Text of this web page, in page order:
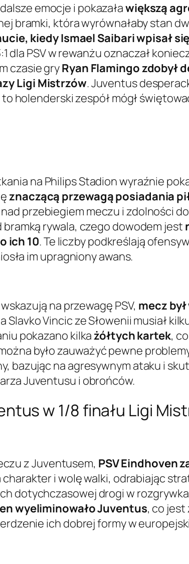
emocje i pokazaławiększą
bramki, która wyrównałaby stan
kiedy Ismael Saibari wpisał
dla PSV w rewanżu oznaczał
czasie gryRyan Flamingo zdobył
Ligi Mistrzów. Juventus
holenderski zespół mógł
na Philips Stadion wyraźnie
znaczącą przewagą posiadania
przebiegiem meczu i zdolności
rywala, czego dowodem jest
ich 10. Te liczby podkreślają
im upragniony awans.
na przewagę PSV, mecz
Slavko Vincic ze Słowenii musiał
pokazano kilkażółtych kartek,
było zauważyć pewne
bazując na agresywnym ataku i
Juventusu i obrońców.
w 1/8 finału Ligi
z Juventusem, PSV Eindhoven
charakter i wolę walki, odrabiając
dotychczasowej drogi w
wyeliminowało Juventus, co
ich dobrej formy w